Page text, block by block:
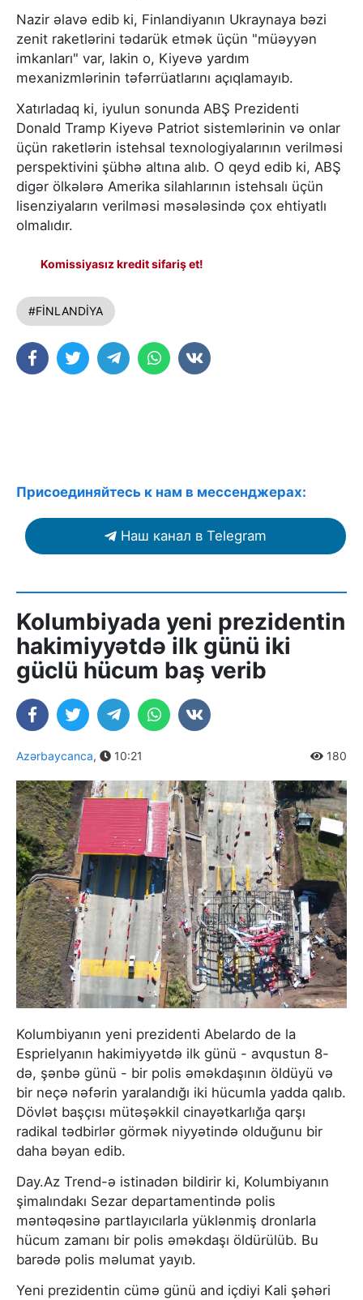
Nazir əlavə edib ki, Finlandiyanın Ukraynaya bəzi
zenit raketlərini tədarük etmək üçün "müəyyən
imkanları" var, lakin o, Kiyevə yardım
mexanizmlərinin təfərrüatlarını açıqlamayıb.
Xatırladaq ki, iyulun sonunda ABŞ Prezidenti
Donald Tramp Kiyevə Patriot sistemlərinin və onlar
üçün raketlərin istehsal texnologiyalarının verilməsi
perspektivini şübhə altına alıb. O qeyd edib ki, ABŞ
digər ölkələrə Amerika silahlarının istehsalı üçün
lisenziyaların verilməsi məsələsində çox ehtiyatlı
olmalıdır.
Komissiyasız kredit sifariş et!
#FİNLANDİYA
Присоединяйтесь к нам в мессенджерах:
Наш канал в Telegram
Kolumbiyada yeni prezidentin
hakimiyyətdə ilk günü iki
güclü hücum baş verib
Azərbaycanca, 10:21 180
Kolumbiyanın yeni prezidenti Abelardo de la
Esprielyanın hakimiyyətdə ilk günü - avqustun 8-
də, şənbə günü - bir polis əməkdaşının öldüyü və
bir neçə nəfərin yaralandığı iki hücumla yadda qalıb.
Dövlət başçısı mütəşəkkil cinayətkarlığa qarşı
radikal tədbirlər görmək niyyətində olduğunu bir
daha bəyan edib.
Day.Az Trend-ə istinadən bildirir ki, Kolumbiyanın
şimalındakı Sezar departamentində polis
məntəqəsinə partlayıcılarla yüklənmiş dronlarla
hücum zamanı bir polis əməkdaşı öldürülüb. Bu
barədə polis məlumat yayıb.
Yeni prezidentin cümə günü and içdiyi Kali şəhəri